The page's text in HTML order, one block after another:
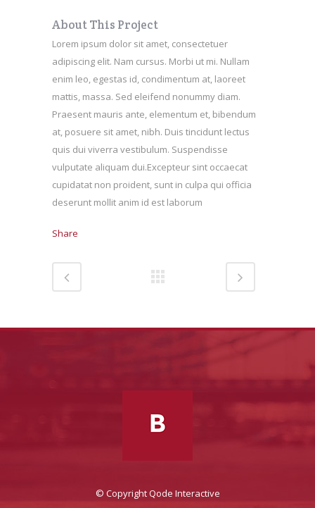
About This Project
Lorem ipsum dolor sit amet, consectetuer
adipiscing elit. Nam cursus. Morbi ut mi. Nullam
enim leo, egestas id, condimentum at, laoreet
mattis, massa. Sed eleifend nonummy diam.
Praesent mauris ante, elementum et, bibendum
at, posuere sit amet, nibh. Duis tincidunt lectus
quis dui viverra vestibulum. Suspendisse
vulputate aliquam dui.Excepteur sint occaecat
cupidatat non proident, sunt in culpa qui officia
deserunt mollit anim id est laborum
Share
© CopyrightQode Interactive